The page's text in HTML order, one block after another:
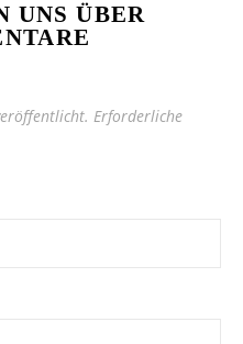
UNS ÜBER
Erforderliche